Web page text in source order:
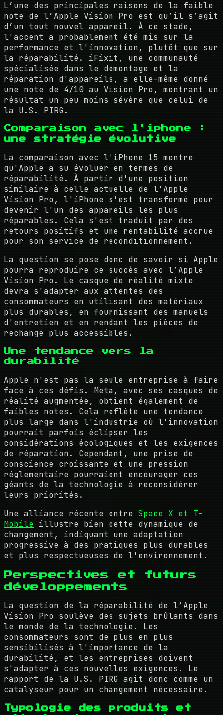
L’une des principales raisons de la faible
note de l’Apple Vision Pro est qu’il s’agit
d’un tout nouvel appareil. À ce stade,
l'accent a probablement été mis sur la
performance et l'innovation, plutôt que sur
la réparabilité. iFixit, une communauté
spécialisée dans le démontage et la
réparation d'appareils, a elle-même donné
une note de 4/10 au Vision Pro, montrant un
résultat un peu moins sévère que celui de
la U.S. PIRG.
Comparaison avec l'iphone :
une stratégie évolutive
La comparaison avec l'iPhone 15 montre
qu'Apple a su évoluer en termes de
réparabilité. À partir d'une position
similaire à celle actuelle de l'Apple
Vision Pro, l'iPhone s'est transformé pour
devenir l'un des appareils les plus
réparables. Cela s'est traduit par des
retours positifs et une rentabilité accrue
pour son service de reconditionnement.
La question se pose donc de savoir si Apple
pourra reproduire ce succès avec l’Apple
Vision Pro. Le casque de réalité mixte
devra s'adapter aux attentes des
consommateurs en utilisant des matériaux
plus durables, en fournissant des manuels
d'entretien et en rendant les pièces de
rechange plus accessibles.
Une tendance vers la
durabilité
Apple n'est pas la seule entreprise à faire
face à ces défis. Meta, avec ses casques de
réalité augmentée, obtient également de
faibles notes. Cela reflète une tendance
plus large dans l'industrie où l'innovation
pourrait parfois éclipser les
considérations écologiques et les exigences
de réparation. Cependant, une prise de
conscience croissante et une pression
réglementaire pourraient encourager ces
géants de la technologie à reconsidérer
leurs priorités.
Une alliance récente entre Space X et T-
Mobile illustre bien cette dynamique de
changement, indiquant une adaptation
progressive à des pratiques plus durables
et plus respectueuses de l'environnement.
Perspectives et futurs
développements
La question de la réparabilité de l’Apple
Vision Pro soulève des sujets brûlants dans
le monde de la technologie. Les
consommateurs sont de plus en plus
sensibilisés à l'importance de la
durabilité, et les entreprises doivent
s'adapter à ces nouvelles exigences. Le
rapport de la U.S. PIRG agit donc comme un
catalyseur pour un changement nécessaire.
Typologie des produits et